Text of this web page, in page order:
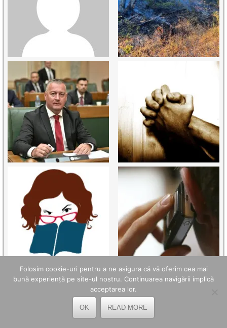
Folosim cookie-uri pentru a ne asigura că vă oferim cea mai
bună experiență pe site-ul nostru. Continuarea navigării implică
acceptarea lor.
OK READ MORE